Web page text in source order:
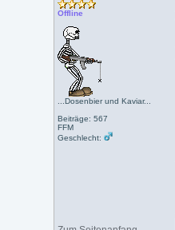
Offline
...Dosenbier und Kaviar...
Beiträge: 567
FFM
Geschlecht: